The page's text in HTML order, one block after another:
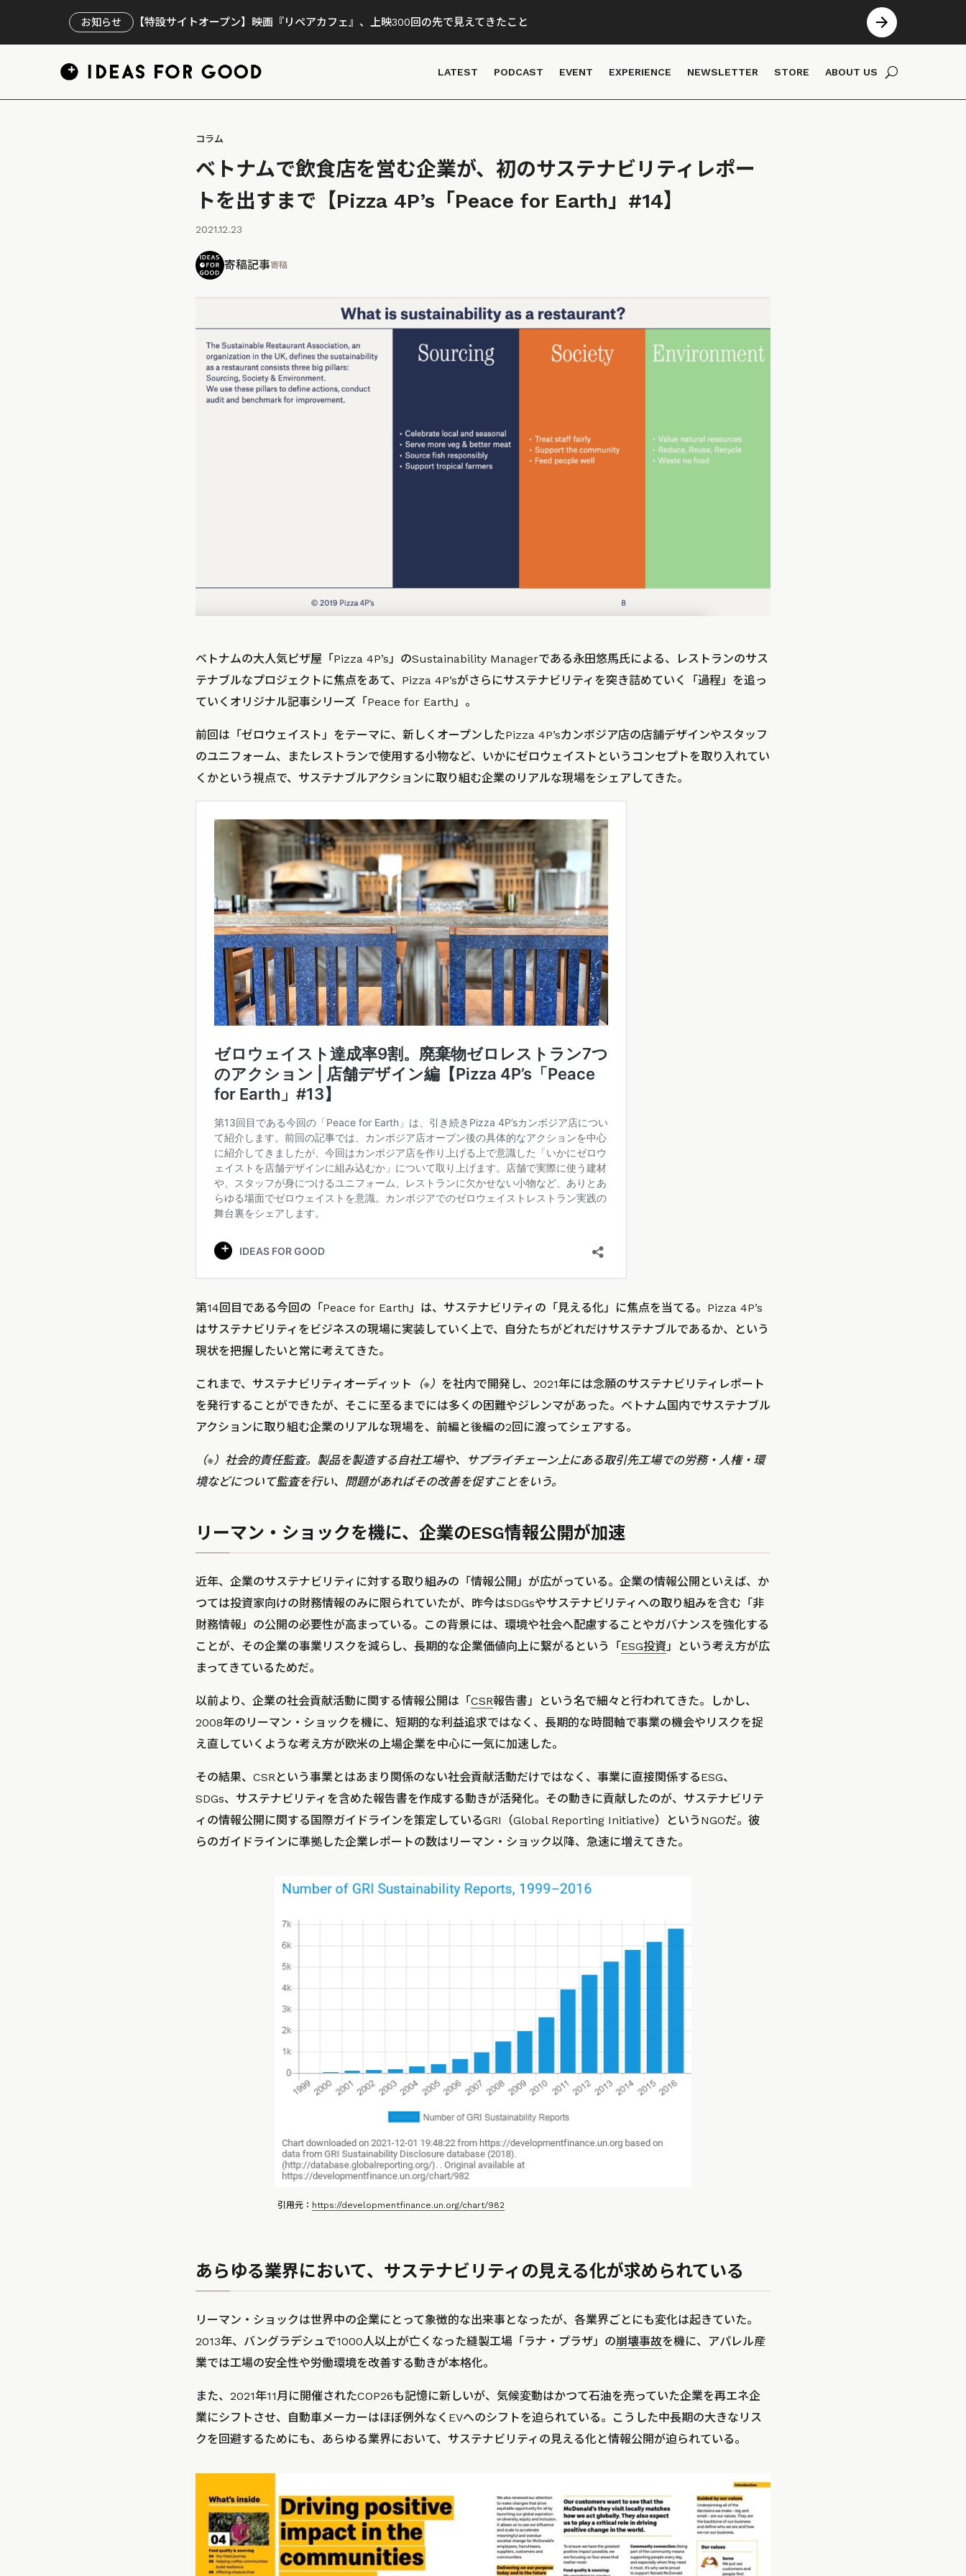
お知らせ 【特設サイトオープン】映画『リペアカフェ』、上映300回の先で見えてきたこと
LATEST PODCAST EVENT EXPERIENCE NEWSLETTER STORE ABOUT US
コラム
ベトナムで飲食店を営む企業が、初のサステナビリティレポー
トを出すまで【Pizza 4P’s「Peace for Earth」#14】
2021.12.23
寄稿記事寄稿
ベトナムの大人気ピザ屋「Pizza 4P’s」のSustainability Managerである永田悠馬氏による、レストランのサス
テナブルなプロジェクトに焦点をあて、Pizza 4P’sがさらにサステナビリティを突き詰めていく「過程」を追っ
ていくオリジナル記事シリーズ「Peace for Earth」。
前回は「ゼロウェイスト」をテーマに、新しくオープンしたPizza 4P’sカンボジア店の店舗デザインやスタッフ
のユニフォーム、またレストランで使用する小物など、いかにゼロウェイストというコンセプトを取り入れてい
くかという視点で、サステナブルアクションに取り組む企業のリアルな現場をシェアしてきた。
第14回目である今回の「Peace for Earth」は、サステナビリティの「見える化」に焦点を当てる。Pizza 4P’s
はサステナビリティをビジネスの現場に実装していく上で、自分たちがどれだけサステナブルであるか、という
現状を把握したいと常に考えてきた。
これまで、サステナビリティオーディット （※） を社内で開発し、2021年には念願のサステナビリティレポート
を発行することができたが、そこに至るまでには多くの困難やジレンマがあった。ベトナム国内でサステナブル
アクションに取り組む企業のリアルな現場を、前編と後編の2回に渡ってシェアする。
（※）社会的責任監査。製品を製造する自社工場や、サプライチェーン上にある取引先工場での労務・人権・環
境などについて監査を行い、問題があればその改善を促すことをいう。
リーマン・ショックを機に、企業のESG情報公開が加速
近年、企業のサステナビリティに対する取り組みの「情報公開」が広がっている。企業の情報公開といえば、か
つては投資家向けの財務情報のみに限られていたが、昨今はSDGsやサステナビリティへの取り組みを含む「非
財務情報」の公開の必要性が高まっている。この背景には、環境や社会へ配慮することやガバナンスを強化する
ことが、その企業の事業リスクを減らし、長期的な企業価値向上に繋がるという「 ESG投資」という考え方が広
まってきているためだ。
以前より、企業の社会貢献活動に関する情報公開は「 CSR報告書」という名で細々と行われてきた。しかし、
2008年のリーマン・ショックを機に、短期的な利益追求ではなく、長期的な時間軸で事業の機会やリスクを捉
え直していくような考え方が欧米の上場企業を中心に一気に加速した。
その結果、CSRという事業とはあまり関係のない社会貢献活動だけではなく、事業に直接関係するESG、
SDGs、サステナビリティを含めた報告書を作成する動きが活発化。その動きに貢献したのが、サステナビリテ
ィの情報公開に関する国際ガイドラインを策定しているGRI（Global Reporting Initiative）というNGOだ。彼
らのガイドラインに準拠した企業レポートの数はリーマン・ショック以降、急速に増えてきた。
引用元： https://developmentfinance.un.org/chart/982
あらゆる業界において、サステナビリティの見える化が求められている
リーマン・ショックは世界中の企業にとって象徴的な出来事となったが、各業界ごとにも変化は起きていた。
2013年、バングラデシュで1000人以上が亡くなった縫製工場「ラナ・プラザ」の崩壊事故を機に、アパレル産
業では工場の安全性や労働環境を改善する動きが本格化。
また、2021年11月に開催されたCOP26も記憶に新しいが、気候変動はかつて石油を売っていた企業を再エネ企
業にシフトさせ、自動車メーカーはほぼ例外なくEVへのシフトを迫られている。こうした中長期の大きなリス
クを回避するためにも、あらゆる業界において、サステナビリティの見える化と情報公開が迫られている。